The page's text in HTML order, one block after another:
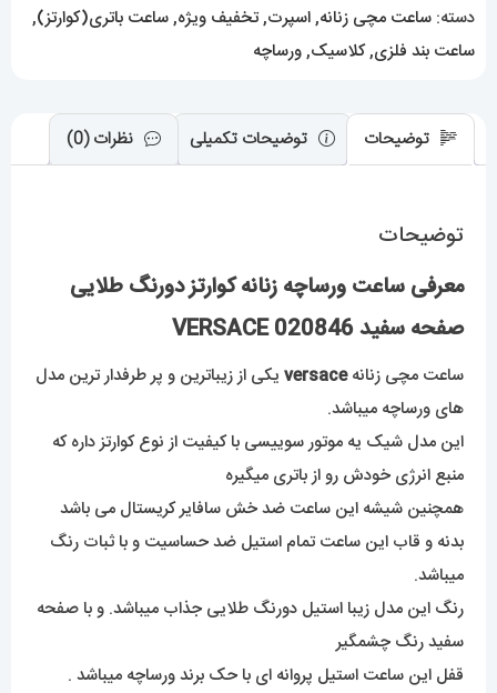
دسته: ساعت مچی زنانه,اسپرت,تخفیف ویژه,ساعت باتری(کوارتز),
ساعت بند فلزی,کلاسیک,ورساچه
توضیحات توضیحات تکمیلی نظرات (0)
توضیحات
معرفی ساعت ورساچه زنانه کوارتز دورنگ طلایی
صفحه سفید 020846 VERSACE
ساعت مچی زنانهversace یکی از زیباترین و پر طرفدار ترین مدل
های ورساچه میباشد.
این مدل شیک یه موتور سوییسی با کیفیت از نوع کوارتز داره که
منبع انرژی خودش رو از باتری میگیره
همچنین شیشه این ساعت ضد خش سافایر کریستال می باشد
بدنه و قاب این ساعت تمام استیل ضد حساسیت و با ثبات رنگ
میباشد.
رنگ این مدل زیبا استیل دورنگ طلایی جذاب میباشد. و با صفحه
سفید رنگ چشمگیر
قفل این ساعت استیل پروانه ای با حک برند ورساچه میباشد .